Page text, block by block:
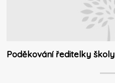
Poděkování ředitelky školy